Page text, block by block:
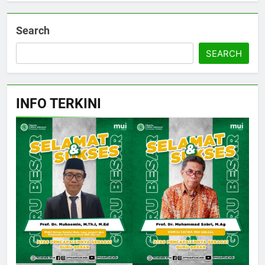
Search
SEARCH
INFO TERKINI